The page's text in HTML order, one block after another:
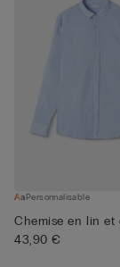
Personnalisable
Chemise en lin et
43,90 €